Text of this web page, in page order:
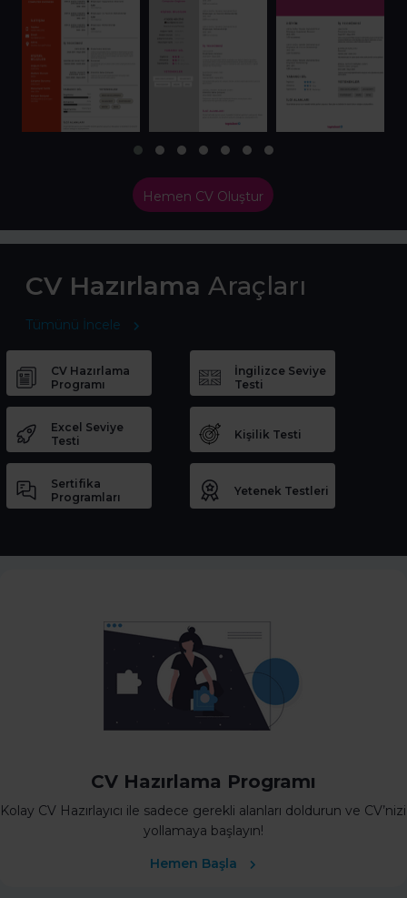
Hemen CV Oluştur
CV Hazırlama Araçları
Tümünü İncele
CV Hazırlama
Programı
İngilizce Seviye
Testi
Excel Seviye
Testi
Kişilik Testi
Sertifika
Programları
Yetenek Testleri
CV Hazırlama Programı
Kolay CV Hazırlayıcı ile sadece gerekli alanları doldurun ve CV’nizi
yollamaya başlayın!
Hemen Başla